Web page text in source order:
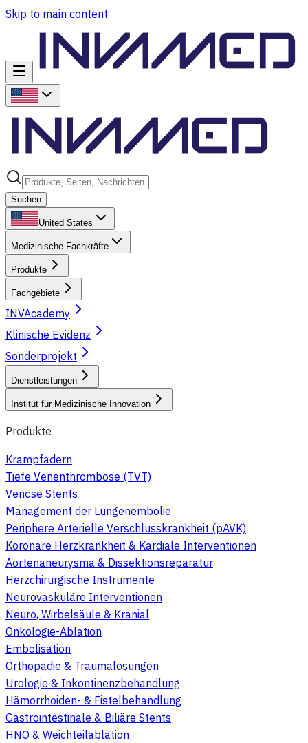
Skip to main content
Suchen
United States
Medizinische Fachkräfte
Produkte
Fachgebiete
INVAcademy
Klinische Evidenz
Sonderprojekt
Dienstleistungen
Institut für Medizinische Innovation
Produkte
Krampfadern
Tiefe Venenthrombose (TVT)
Venöse Stents
Management der Lungenembolie
Periphere Arterielle Verschlusskrankheit (pAVK)
Koronare Herzkrankheit & Kardiale Interventionen
Aortenaneurysma & Dissektionsreparatur
Herzchirurgische Instrumente
Neurovaskuläre Interventionen
Neuro, Wirbelsäule & Kranial
Onkologie-Ablation
Embolisation
Orthopädie & Traumalösungen
Urologie & Inkontinenzbehandlung
Hämorrhoiden- & Fistelbehandlung
Gastrointestinale & Biliäre Stents
HNO & Weichteilablation